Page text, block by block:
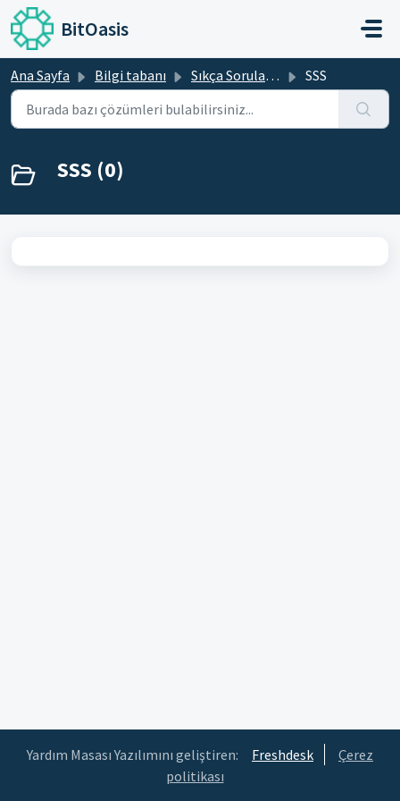
Ana içeriğe geç
BitOasis
Ana Sayfa Bilgi tabanı Sıkça Sorulan Sorular SSS
SSS (0)
Yardım Masası Yazılımını geliştiren: Freshdesk
Çerez
politikası